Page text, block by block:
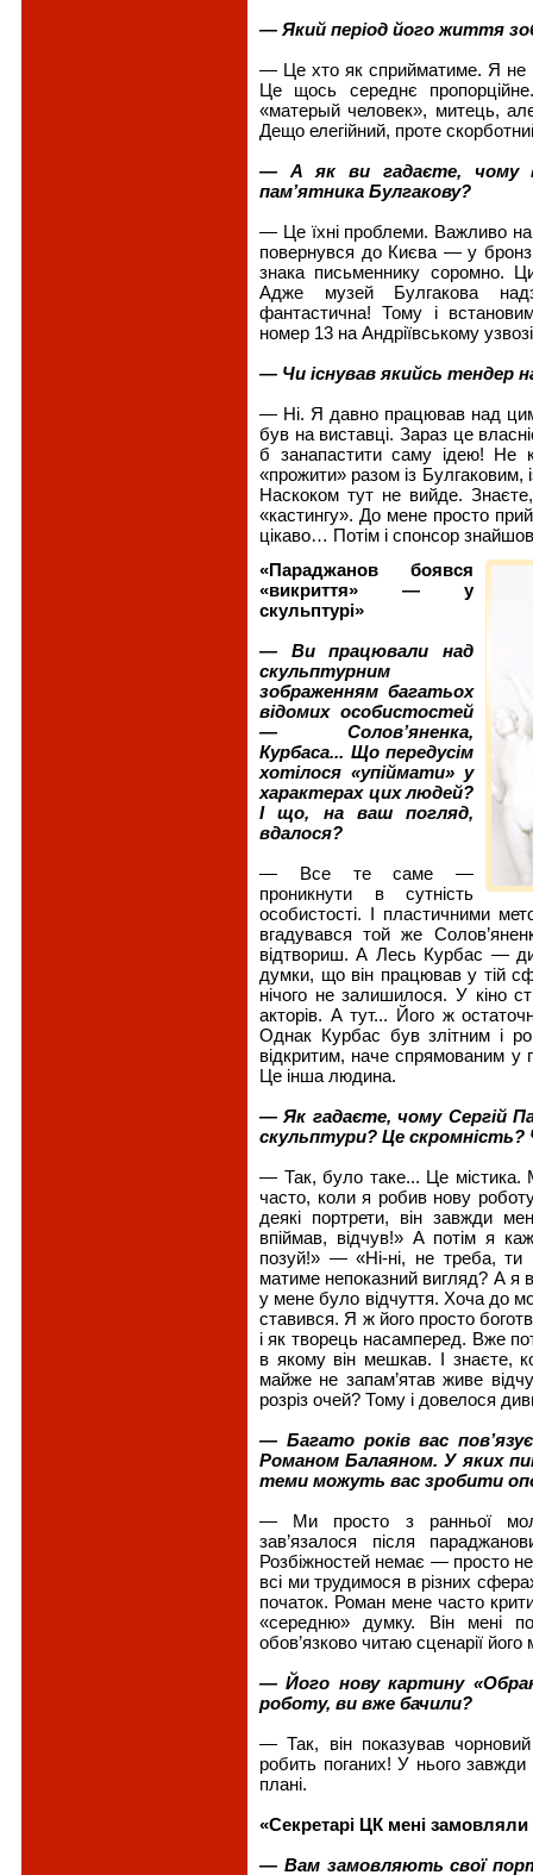
— Який період його життя
— Це хто як сприйматиме. Я не
Це щось середнє
«матерый человек», митець,
Дещо елегійний, проте
— А як ви гадаєте, чому
пам’ятника Булгакову?
— Це їхні проблеми. Важливо
повернувся до Києва — у
знака письменнику соромно.
Адже музей Булгакова
фантастична! Тому і
номер 13 на Андріївському
— Чи існував якийсь тендер
— Ні. Я давно працював над
був на виставці. Зараз це
б занапастити саму ідею! Не
«прожити» разом із Булгаковим,
Наскоком тут не вийде.
«кастингу». До мене просто
цікаво… Потім і спонсор
«Параджанов боявся
«викриття» — у
скульптурі»
— Ви працювали над
скульптурним
зображенням багатьох
відомих особистостей
— Солов’яненка,
Курбаса... Що передусім
хотілося «упіймати» у
характерах цих людей?
І що, на ваш погляд,
вдалося?
— Все те саме —
проникнути в сутність
особистості. І пластичними
вгадувався той же
відтвориш. А Лесь Курбас —
думки, що він працював у тій
нічого не залишилося. У кіно
акторів. А тут... Його ж
Однак Курбас був злітним і
відкритим, наче спрямованим у
Це інша людина.
— Як гадаєте, чому Сергій
скульптури? Це скромність?
— Так, було таке... Це містика.
часто, коли я робив нову
деякі портрети, він завжди
впіймав, відчув!» А потім я
позуй!» — «Ні-ні, не треба,
матиме непоказний вигляд? А я
у мене було відчуття. Хоча до
ставився. Я ж його просто
і як творець насамперед. Вже
в якому він мешкав. І знаєте,
майже не запам’ятав живе
розріз очей? Тому і довелося
— Багато років вас
Романом Балаяном. У яких
теми можуть вас зробити
— Ми просто з ранньої
зав’язалося після
Розбіжностей немає — просто
всі ми трудимося в різних
початок. Роман мене часто
«середню» думку. Він мені
обов’язково читаю сценарії його
— Його нову картину
роботу, ви вже бачили?
— Так, він показував
робить поганих! У нього
плані.
«Секретарі ЦК мені замовляли
— Вам замовляють свої